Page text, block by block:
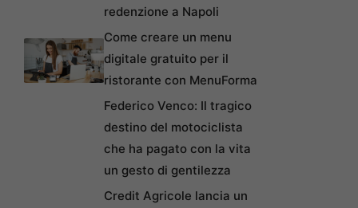
redenzione a Napoli
Come creare un menu
digitale gratuito per il
ristorante con MenuForma
Federico Venco: Il tragico
destino del motociclista
che ha pagato con la vita
un gesto di gentilezza
Credit Agricole lancia un